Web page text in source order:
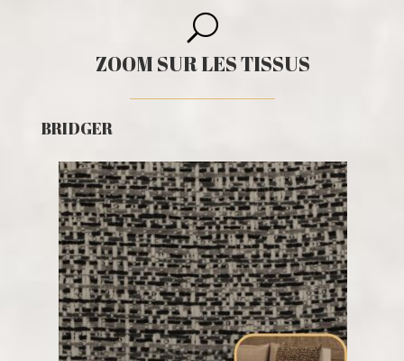
U
ZOOM SUR LES TISSUS
BRIDGER